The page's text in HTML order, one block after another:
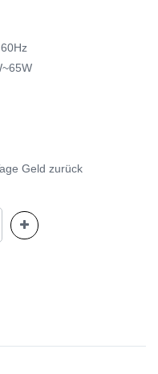
Geld zurück